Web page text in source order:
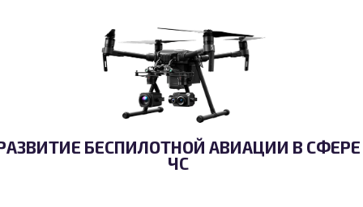
БЕСПИЛОТНОЙ АВИАЦИИ В СФЕРЕ
ЧС